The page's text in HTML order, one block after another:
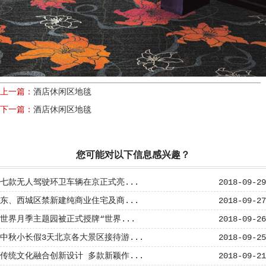
上一篇： 酒店休闲区地毯
下一篇： 酒店休闲区地毯
您可能对以下信息感兴趣？
2018-09-29
七款无人驾驶环卫车辆在京正式亮...
2018-09-27
东、西城区禁新建纯商业住宅及商...
2018-09-26
世界月季主题园被正式授牌“世界...
2018-09-25
中秋小长假3天北京各大景区接待游...
2018-09-21
传统文化融合创新设计 多款新颖作...